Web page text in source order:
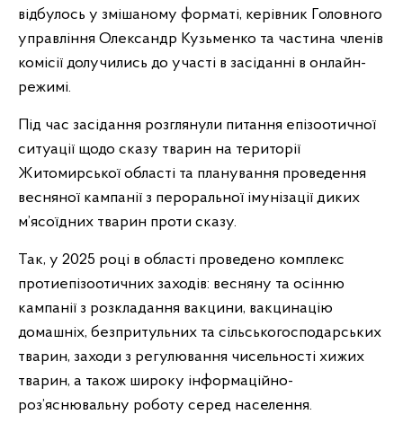
відбулось у змішаному форматі, керівник Головного
управління Олександр Кузьменко та частина членів
комісії долучились до участі в засіданні в онлайн-
режимі.
Під час засідання розглянули питання епізоотичної
ситуації щодо сказу тварин на території
Житомирської області та планування проведення
весняної кампанії з пероральної імунізації диких
м’ясоїдних тварин проти сказу.
Так, у 2025 році в області проведено комплекс
протиепізоотичних заходів: весняну та осінню
кампанії з розкладання вакцини, вакцинацію
домашніх, безпритульних та сільськогосподарських
тварин, заходи з регулювання чисельності хижих
тварин, а також широку інформаційно-
роз’яснювальну роботу серед населення.